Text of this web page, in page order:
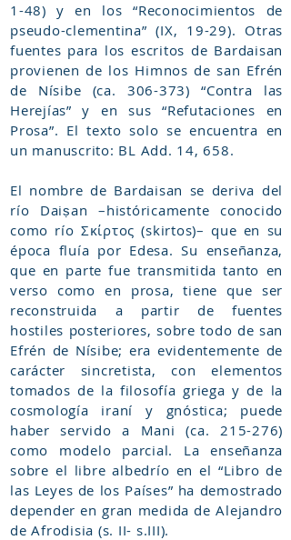
1-48) y en los “Reconocimientos de
pseudo-clementina” (IX, 19-29). Otras
fuentes para los escritos de Bardaisan
provienen de los Himnos de san Efrén
de Nísibe (ca. 306-373) “Contra las
Herejías” y en sus “Refutaciones en
Prosa”. El texto solo se encuentra en
un manuscrito: BL Add. 14, 658.
El nombre de Bardaisan se deriva del
río Daiṣan –históricamente conocido
como río Σκίρτος (skirtos)– que en su
época fluía por Edesa. Su enseñanza,
que en parte fue transmitida tanto en
verso como en prosa, tiene que ser
reconstruida a partir de fuentes
hostiles posteriores, sobre todo de san
Efrén de Nísibe; era evidentemente de
carácter sincretista, con elementos
tomados de la filosofía griega y de la
cosmología iraní y gnóstica; puede
haber servido a Mani (ca. 215-276)
como modelo parcial. La enseñanza
sobre el libre albedrío en el “Libro de
las Leyes de los Países” ha demostrado
depender en gran medida de Alejandro
de Afrodisia (s. II- s.III).